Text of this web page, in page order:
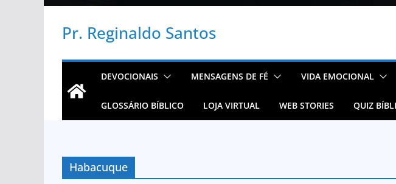
Pr. Reginaldo Santos
DEVOCIONAIS MENSAGENS DE FÉ VIDA EMOCIONAL
GLOSSÁRIO BÍBLICO LOJA VIRTUAL WEB STORIES QUIZ
Habacuque